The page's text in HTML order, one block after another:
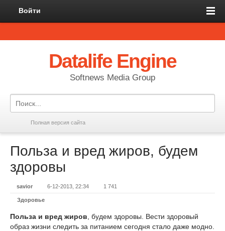
Войти
Datalife Engine
Softnews Media Group
Полная версия сайта
Польза и вред жиров, будем
здоровы
savior 6-12-2013, 22:34 1 741
Здоровье
Польза и вред жиров , будем здоровы. Вести здоровый
образ жизни следить за питанием сегодня стало даже модно.